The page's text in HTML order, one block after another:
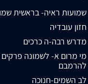
שמועות ראיה- בראשית
חזון עובדיה
מדרש רבה-ה כרכים
מי מרום א- לשמונה פרקים
להרמבם
לב השמים-חנוכה